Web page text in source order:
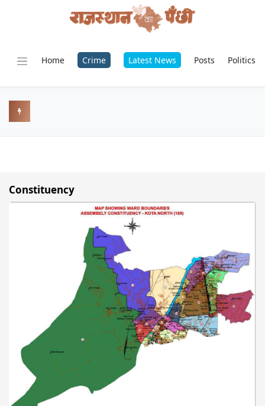
Home Crime Latest News Posts Politics
Constituency